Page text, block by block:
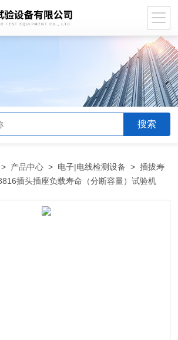
> 产品中心 > 电子|电线检测设备 >插拔寿
插头插座负载寿命（分断容量）试验机